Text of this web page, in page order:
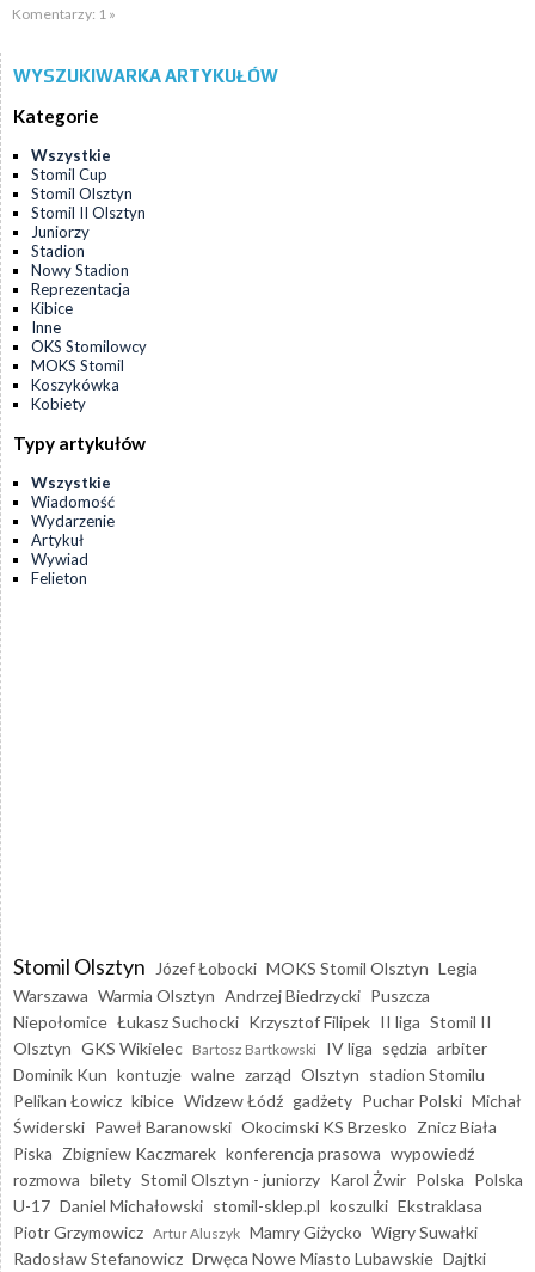
Komentarzy: 1 »
WYSZUKIWARKA ARTYKUŁÓW
Kategorie
Wszystkie
Stomil Cup
Stomil Olsztyn
Stomil II Olsztyn
Juniorzy
Stadion
Nowy Stadion
Reprezentacja
Kibice
Inne
OKS Stomilowcy
MOKS Stomil
Koszykówka
Kobiety
Typy artykułów
Wszystkie
Wiadomość
Wydarzenie
Artykuł
Wywiad
Felieton
Stomil Olsztyn Józef Łobocki MOKS Stomil Olsztyn Legia
Warszawa Warmia Olsztyn Andrzej Biedrzycki Puszcza
Niepołomice Łukasz Suchocki Krzysztof Filipek II liga Stomil II
Olsztyn GKS Wikielec Bartosz Bartkowski IV liga sędzia arbiter
Dominik Kun kontuzje walne zarząd Olsztyn stadion Stomilu
Pelikan Łowicz kibice Widzew Łódź gadżety Puchar Polski Michał
Świderski Paweł Baranowski Okocimski KS Brzesko Znicz Biała
Piska Zbigniew Kaczmarek konferencja prasowa wypowiedź
rozmowa bilety Stomil Olsztyn - juniorzy Karol Żwir Polska Polska
U-17 Daniel Michałowski stomil-sklep.pl koszulki Ekstraklasa
Piotr Grzymowicz Artur Aluszyk Mamry Giżycko Wigry Suwałki
Radosław Stefanowicz Drwęca Nowe Miasto Lubawskie Dajtki